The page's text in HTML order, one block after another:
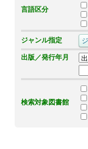
言語区分
ジャンル指定
出版／発行年月
検索対象図書館